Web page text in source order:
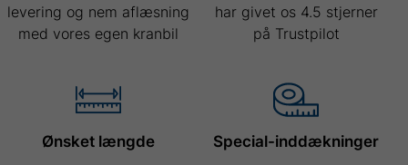
levering og nem aflæsning
med vores egen kranbil
har givet os 4.5 stjerner
på Trustpilot
Ønsket længde Special-inddækninger